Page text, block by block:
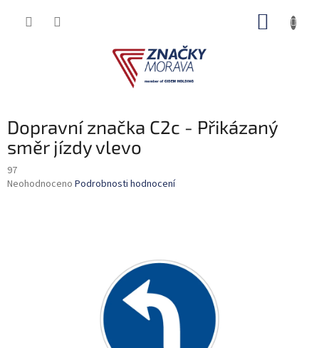
Dopravní značka C2c - Přikázaný
směr jízdy vlevo
97
Průměrné
Neohodnoceno Podrobnosti hodnocení